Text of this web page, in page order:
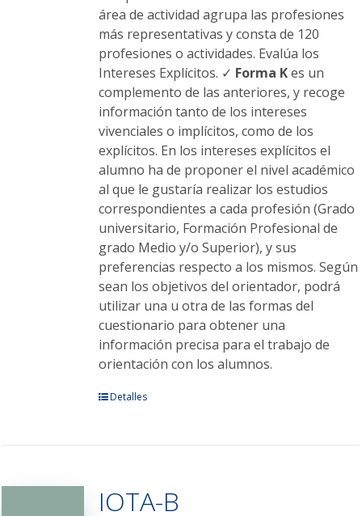
área de actividad agrupa las profesiones
más representativas y consta de 120
profesiones o actividades. Evalúa los
Intereses Explícitos. ✓ Forma Kes un
complemento de las anteriores, y recoge
información tanto de los intereses
vivenciales o implícitos, como de los
explícitos. En los intereses explícitos el
alumno ha de proponer el nivel académico
al que le gustaría realizar los estudios
correspondientes a cada profesión (Grado
universitario, Formación Profesional de
grado Medio y/o Superior), y sus
preferencias respecto a los mismos. Según
sean los objetivos del orientador, podrá
utilizar una u otra de las formas del
cuestionario para obtener una
información precisa para el trabajo de
orientación con los alumnos.
Este
Las
Detalles
IOTA-B